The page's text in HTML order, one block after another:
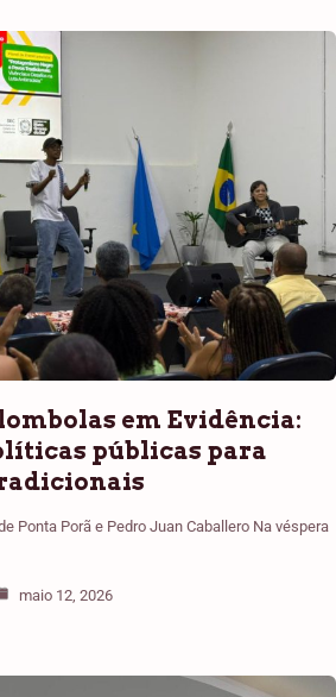
em Evidência:
públicas para
Ponta Porã e Pedro Juan Caballero Na véspera
maio 12, 2026